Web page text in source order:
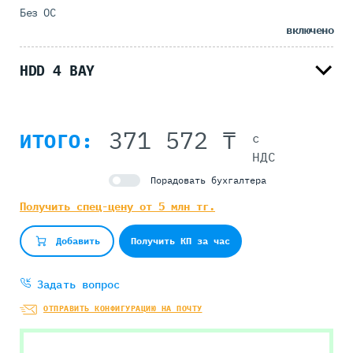
Без ОС
включено
HDD 4 BAY
ИТОГО: 371 572 ₸
с
НДС
Порадовать бухгалтера
Получить спец-цену от 5 млн тг.
Добавить Получить КП за час
Задать вопрос
ОТПРАВИТЬ КОНФИГУРАЦИЮ НА ПОЧТУ